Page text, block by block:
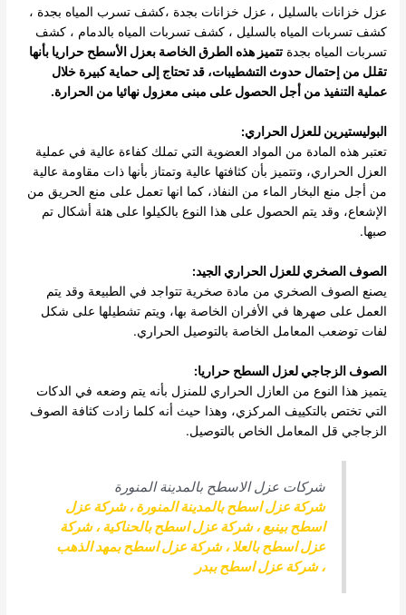
عزل خزانات بالسليل ، عزل خزانات بجدة ،كشف تسرب المياه بجدة ،
كشف تسربات المياه بالسليل ، كشف تسربات المياه بالدمام ،كشف
تسربات المياه بجدة تتميز هذه الطرق الخاصة بعزل الأسطح حراريا بأنها
تقلل من إحتمال حدوث التشطيبات، قد تحتاج إلى حماية كبيرة خلال
عملية التنفيذ من أجل الحصول على مبنى معزول نهائيا من الحرارة.
البوليستيرين للعزل الحراري:
تعتبر هذه المادة من المواد العضوية التي تملك كفاءة عالية في عملية
العزل الحراري، وتتميز بأن كثافتها عالية وتمتاز بأنها ذات مقاومة عالية
من أجل منع البخار الماء من النفاذ، كما انها تعمل على منع الحريق من
الإشعاع، وقد يتم الحصول على هذا النوع بالكيلوا على هئة أشكال تم
صبها.
الصوف الصخري للعزل الحراري الجيد:
يصنع الصوف الصخري من مادة صخرية تتواجد في الطبيعة وقد يتم
العمل على صهرها في الأفران الخاصة بها، ويتم تشطيلها على شكل
لفات توضعب المعامل الخاصة بالتوصيل الحراري.
الصوف الزجاجي لعزل السطح حراريا:
يتميز هذا النوع من العازل الحراري للمنزل بأنه يتم وضعه في الدكات
التي تختص بالتكييف المركزي، وهذا حيث أنه كلما زادت كثافة الصوف
الزجاجي قل المعامل الخاص بالتوصيل.
شركات عزل الاسطح بالمدينة المنورة
شركة عزل اسطح بالمدينة المنورة،شركة عزل
اسطح بينبع،شركة عزل اسطح بالحناكية،شركة
عزل اسطح بالعلا،شركة عزل اسطح بمهد الذهب
،شركة عزل اسطح ببدر